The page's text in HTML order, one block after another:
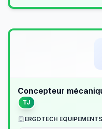
Concepteur
TJ
ERGOTECH EQUIPEMENTS